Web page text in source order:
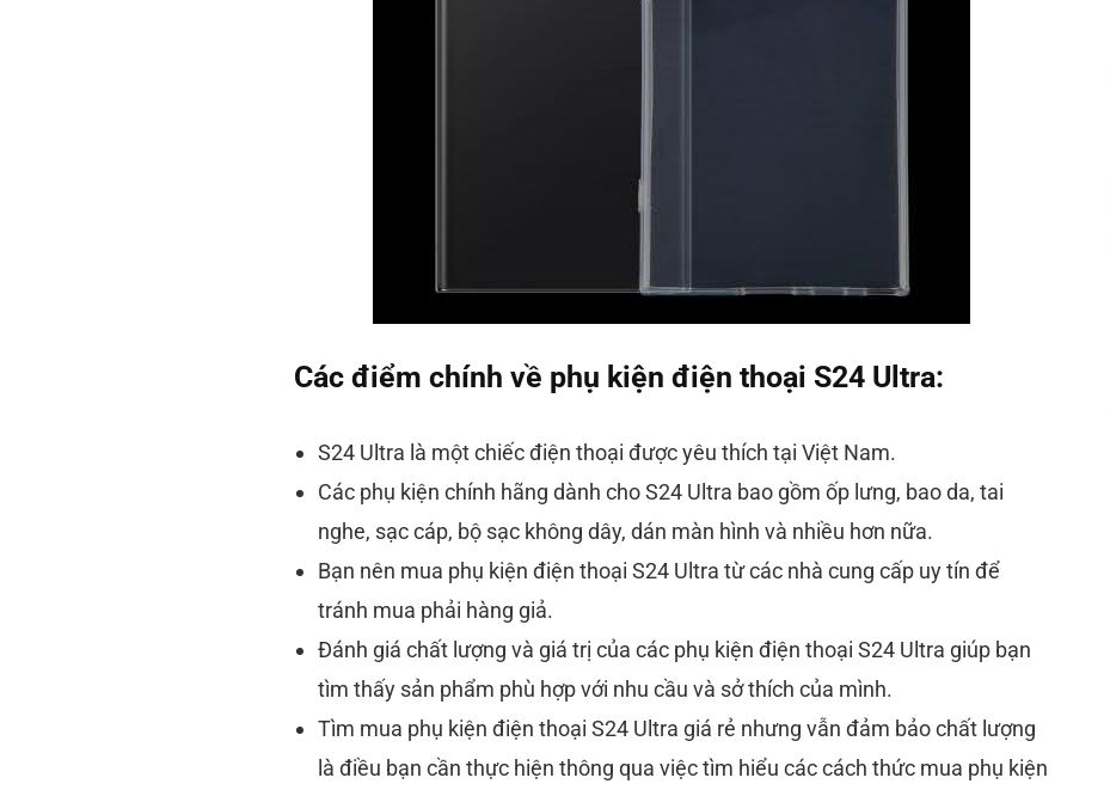
Các điểm chính về phụ kiện điện thoại S24 Ultra:
S24 Ultra là một chiếc điện thoại được yêu thích tại Việt Nam.
Các phụ kiện chính hãng dành cho S24 Ultra bao gồm ốp lưng, bao da, tai
nghe, sạc cáp, bộ sạc không dây, dán màn hình và nhiều hơn nữa.
Bạn nên mua phụ kiện điện thoại S24 Ultra từ các nhà cung cấp uy tín để
tránh mua phải hàng giả.
Đánh giá chất lượng và giá trị của các phụ kiện điện thoại S24 Ultra giúp bạn
tìm thấy sản phẩm phù hợp với nhu cầu và sở thích của mình.
Tìm mua phụ kiện điện thoại S24 Ultra giá rẻ nhưng vẫn đảm bảo chất lượng
là điều bạn cần thực hiện thông qua việc tìm hiểu các cách thức mua phụ kiện